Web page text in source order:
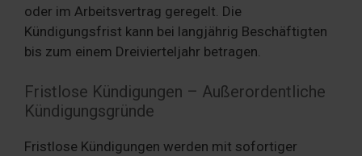
oder im Arbeitsvertrag geregelt. Die
Kündigungsfrist kann bei langjährig Beschäftigten
bis zum einem Dreivierteljahr betragen.
Fristlose Kündigungen – Außerordentliche
Kündigungsgründe
Fristlose Kündigungen werden mit sofortiger